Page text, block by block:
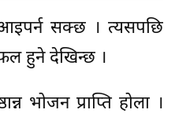
सक्छ । त्यसपछि
हुने देखिन्छ ।
भोजन प्राप्ति होला ।